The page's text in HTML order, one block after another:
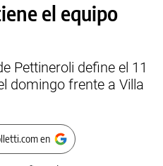
el equipo
Pettineroli define el 11
domingo frente a Villa
en